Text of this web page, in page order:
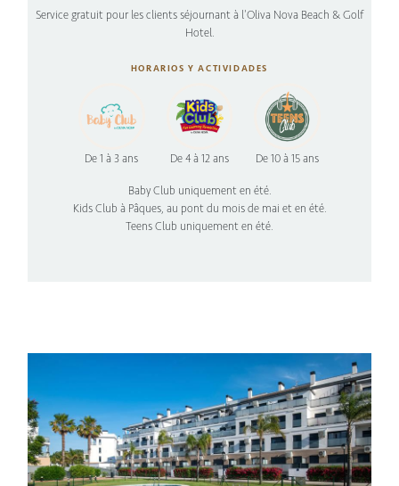
Service gratuit pour les clients séjournant à l’Oliva Nova Beach & Golf
Hotel.
HORARIOS Y ACTIVIDADES
De 1 à 3 ans De 4 à 12 ans De 10 à 15 ans
Baby Club uniquement en été.
Kids Club à Pâques, au pont du mois de mai et en été.
Teens Club uniquement en été.